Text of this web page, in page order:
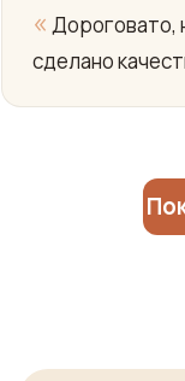
« Дороговато,
сделано